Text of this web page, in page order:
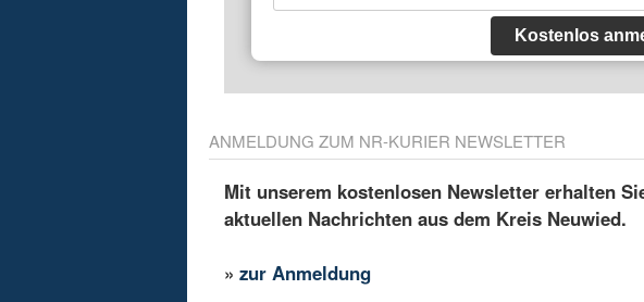
Kostenlos
ANMELDUNG ZUM NR-KURIER NEWSLETTER
Mit unserem kostenlosen Newsletter erhalten
aktuellen Nachrichten aus dem Kreis Neuwied.
»zur Anmeldung